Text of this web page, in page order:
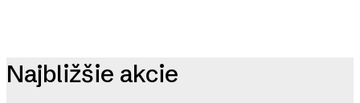
Najbližšie akcie